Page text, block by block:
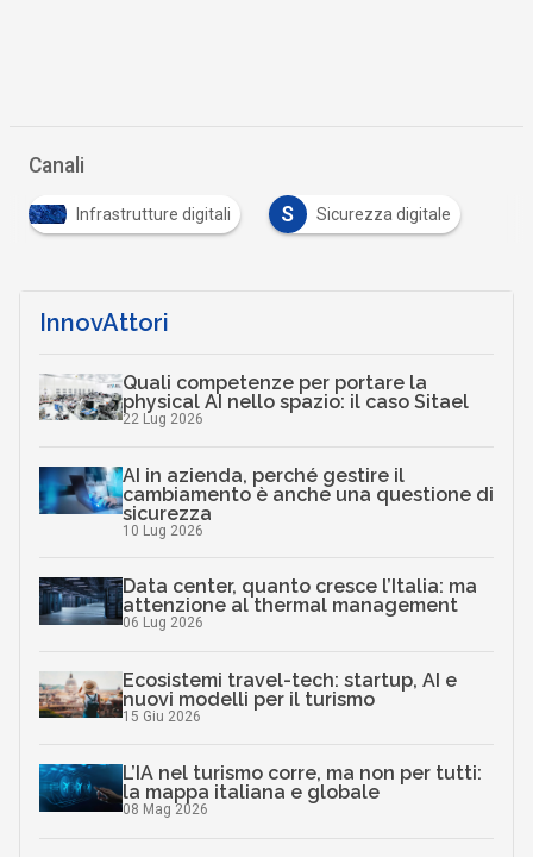
Canali
Infrastrutture digitali S Sicurezza digitale
InnovAttori
Quali competenze per portare la
physical AI nello spazio: il caso Sitael
22 Lug 2026
AI in azienda, perché gestire il
cambiamento è anche una questione di
sicurezza
10 Lug 2026
Data center, quanto cresce l’Italia: ma
attenzione al thermal management
06 Lug 2026
Ecosistemi travel-tech: startup, AI e
nuovi modelli per il turismo
15 Giu 2026
L’IA nel turismo corre, ma non per tutti:
la mappa italiana e globale
08 Mag 2026